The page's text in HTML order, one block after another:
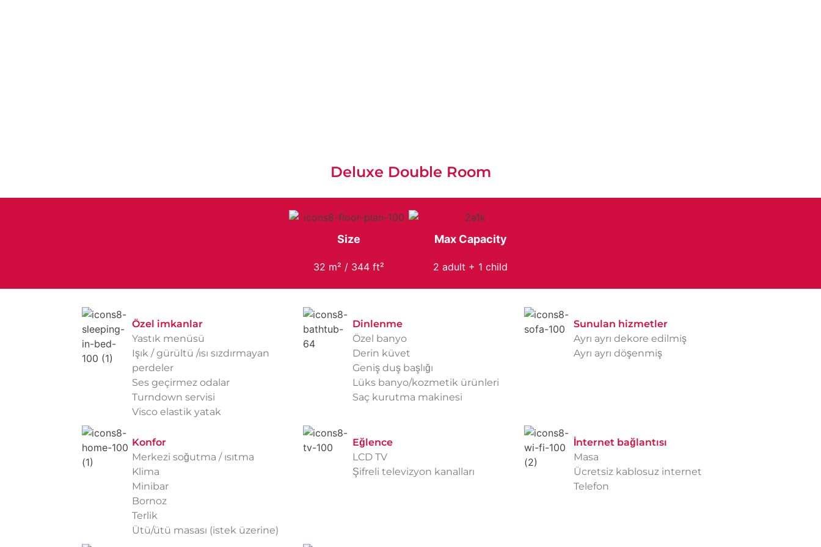
Deluxe Double Room
Size
32 m² / 344 ft²
Max Capacity
2 adult + 1 child
Özel imkanlar
Yastık menüsü
Işık / gürültü /ısı sızdırmayan
perdeler
Ses geçirmez odalar
Turndown servisi
Visco elastik yatak
Dinlenme
Özel banyo
Derin küvet
Geniş duş başlığı
Lüks banyo/kozmetik ürünleri
Saç kurutma makinesi
Sunulan hizmetler
Ayrı ayrı dekore edilmiş
Ayrı ayrı döşenmiş
Konfor
Merkezi soğutma / ısıtma
Klima
Minibar
Bornoz
Terlik
Ütü/ütü masası (istek üzerine)
Eğlence
LCD TV
Şifreli televizyon kanalları
İnternet bağlantısı
Masa
Ücretsiz kablosuz internet
Telefon